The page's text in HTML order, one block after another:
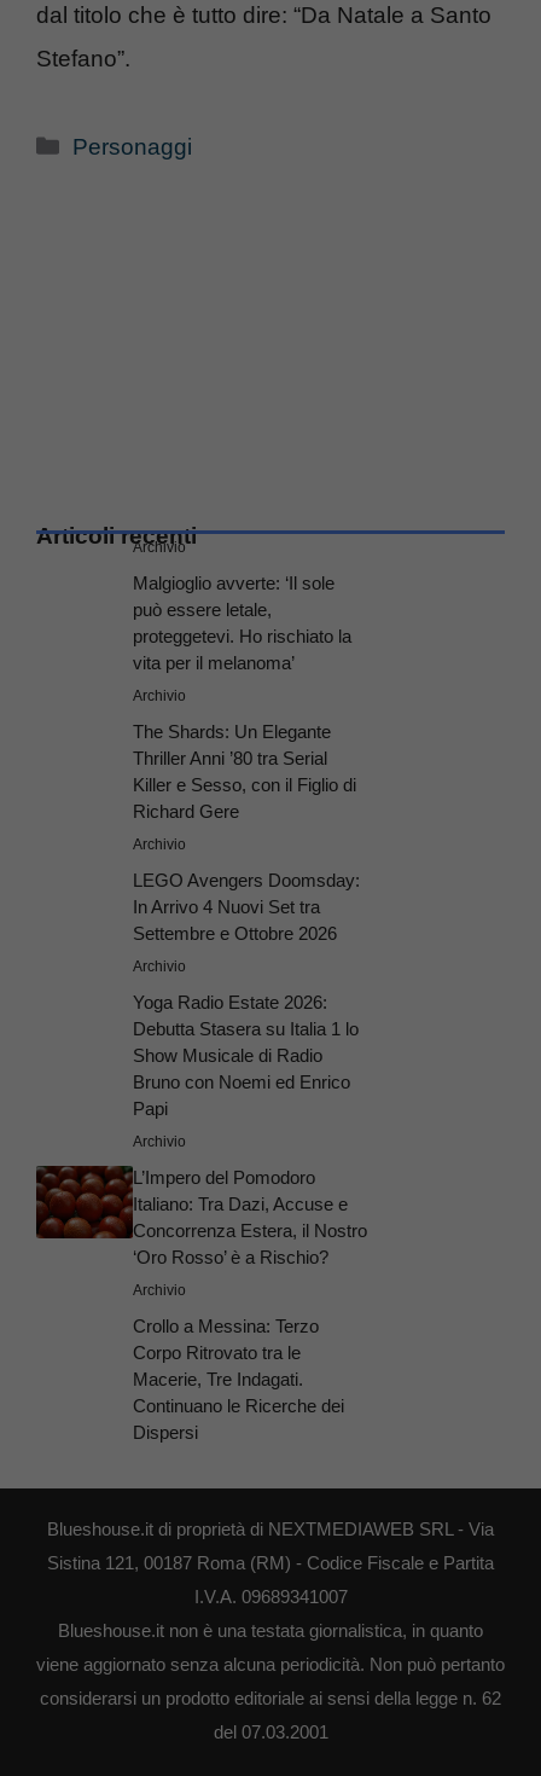
dal titolo che è tutto dire: “Da Natale a Santo
Stefano”.
Categorie
Personaggi
Articoli recenti
Archivio
Malgioglio avverte: ‘Il sole
può essere letale,
proteggetevi. Ho rischiato la
vita per il melanoma’
Archivio
The Shards: Un Elegante
Thriller Anni ’80 tra Serial
Killer e Sesso, con il Figlio di
Richard Gere
Archivio
LEGO Avengers Doomsday:
In Arrivo 4 Nuovi Set tra
Settembre e Ottobre 2026
Archivio
Yoga Radio Estate 2026:
Debutta Stasera su Italia 1 lo
Show Musicale di Radio
Bruno con Noemi ed Enrico
Papi
Archivio
L’Impero del Pomodoro
Italiano: Tra Dazi, Accuse e
Concorrenza Estera, il Nostro
‘Oro Rosso’ è a Rischio?
Archivio
Crollo a Messina: Terzo
Corpo Ritrovato tra le
Macerie, Tre Indagati.
Continuano le Ricerche dei
Dispersi
Blueshouse.it di proprietà di NEXTMEDIAWEB SRL - Via
Sistina 121, 00187 Roma (RM) - Codice Fiscale e Partita
I.V.A. 09689341007
Blueshouse.it non è una testata giornalistica, in quanto
viene aggiornato senza alcuna periodicità. Non può pertanto
considerarsi un prodotto editoriale ai sensi della legge n. 62
del 07.03.2001